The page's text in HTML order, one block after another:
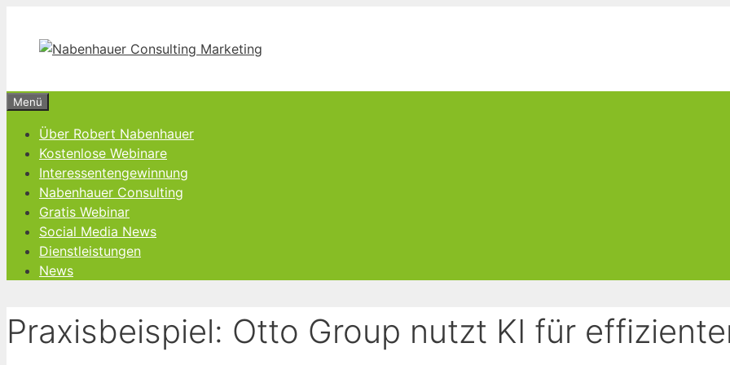
springen
Menü
Über Robert Nabenhauer
Kostenlose Webinare
Interessentengewinnung
Nabenhauer Consulting
Gratis Webinar
Social Media News
Dienstleistungen
News
Praxisbeispiel: Otto Group nutzt KI für